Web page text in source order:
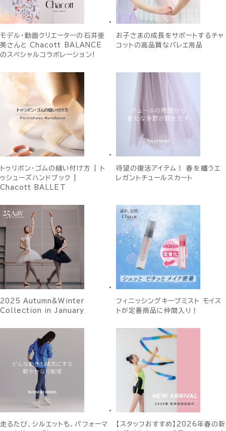
モデル・動画クリエーターの石井亜
美さんと Chacott BALANCE
のスペシャルコラボレーション!
お子さまの成長をサポートするチャ
コットの高品質なバレエ用品
トゥリボン・ゴムの縫い付け方 | ト
ゥシューズハンドブック |
Chacott BALLET
待望の復活アイテム！ 春を纏うエ
レガントチュールスカート
2025 Autumn&Winter
Collection in January
フィニッシングキープミスト モイス
トが定番商品に仲間入り！
走るたび、シルエットも、パフォーマ
【スタッフおすすめ】2026年春の新